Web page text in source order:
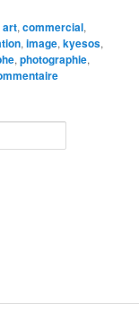
art,commercial,
,image,kyesos,
,photographie,